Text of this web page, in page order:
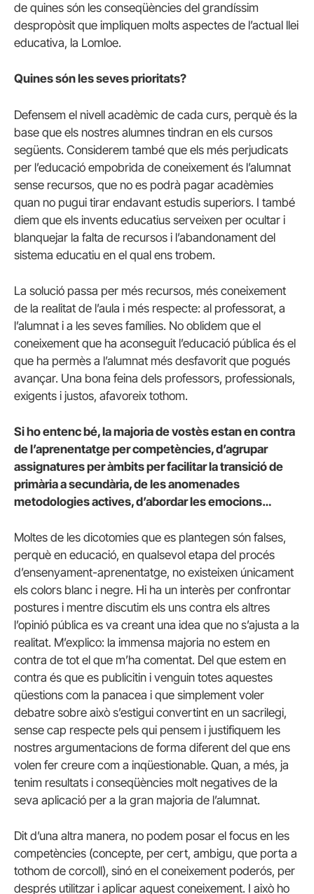
de quines són les conseqüències del grandíssim
despropòsit que impliquen molts aspectes de l’actual llei
educativa, la Lomloe.
Quines són les seves prioritats?
Defensem el nivell acadèmic de cada curs, perquè és la
base que els nostres alumnes tindran en els cursos
següents. Considerem també que els més perjudicats
per l’educació empobrida de coneixement és l’alumnat
sense recursos, que no es podrà pagar acadèmies
quan no pugui tirar endavant estudis superiors. I també
diem que els invents educatius serveixen per ocultar i
blanquejar la falta de recursos i l’abandonament del
sistema educatiu en el qual ens trobem.
La solució passa per més recursos, més coneixement
de la realitat de l’aula i més respecte: al professorat, a
l’alumnat i a les seves famílies. No oblidem que el
coneixement que ha aconseguit l’educació pública és el
que ha permès a l’alumnat més desfavorit que pogués
avançar. Una bona feina dels professors, professionals,
exigents i justos, afavoreix tothom.
Si ho entenc bé, la majoria de vostès estan en contra
de l’aprenentatge per competències, d’agrupar
assignatures per àmbits per facilitar la transició de
primària a secundària, de les anomenades
metodologies actives, d’abordar les emocions…
Moltes de les dicotomies que es plantegen són falses,
perquè en educació, en qualsevol etapa del procés
d’ensenyament-aprenentatge, no existeixen únicament
els colors blanc i negre. Hi ha un interès per confrontar
postures i mentre discutim els uns contra els altres
l’opinió pública es va creant una idea que no s’ajusta a la
realitat. M’explico: la immensa majoria no estem en
contra de tot el que m’ha comentat. Del que estem en
contra és que es publicitin i venguin totes aquestes
qüestions com la panacea i que simplement voler
debatre sobre això s’estigui convertint en un sacrilegi,
sense cap respecte pels qui pensem i justifiquem les
nostres argumentacions de forma diferent del que ens
volen fer creure com a inqüestionable. Quan, a més, ja
tenim resultats i conseqüències molt negatives de la
seva aplicació per a la gran majoria de l’alumnat.
Dit d’una altra manera, no podem posar el focus en les
competències (concepte, per cert, ambigu, que porta a
tothom de corcoll), sinó en el coneixement poderós, per
després utilitzar i aplicar aquest coneixement. I això ho